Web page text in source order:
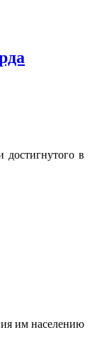
достигнутого в
им населению